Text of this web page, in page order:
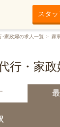
スタ
･家政婦の求人一覧 家
行・家